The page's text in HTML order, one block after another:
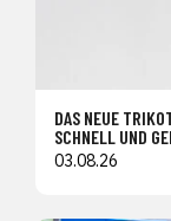
DAS NEUE
SCHNELL UND
03.08.26